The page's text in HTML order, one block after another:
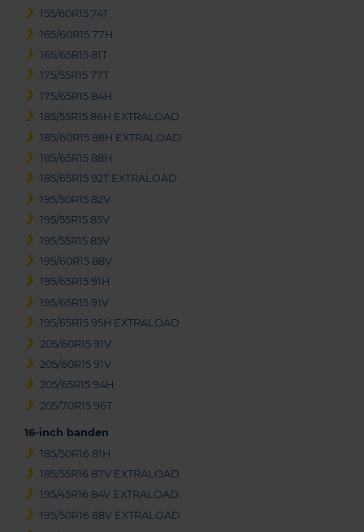
155/60R15 74T
165/60R15 77H
165/65R15 81T
175/55R15 77T
175/65R15 84H
185/55R15 86H EXTRALOAD
185/60R15 88H EXTRALOAD
185/65R15 88H
185/65R15 92T EXTRALOAD
195/50R15 82V
195/55R15 85V
195/55R15 85V
195/60R15 88V
195/65R15 91H
195/65R15 91V
195/65R15 95H EXTRALOAD
205/60R15 91V
205/60R15 91V
205/65R15 94H
205/70R15 96T
16-inch banden
185/50R16 81H
185/55R16 87V EXTRALOAD
195/45R16 84V EXTRALOAD
195/50R16 88V EXTRALOAD